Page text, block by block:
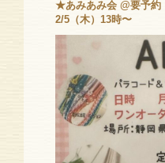
★あみあみ会 @要予約
2/5（木）13時〜